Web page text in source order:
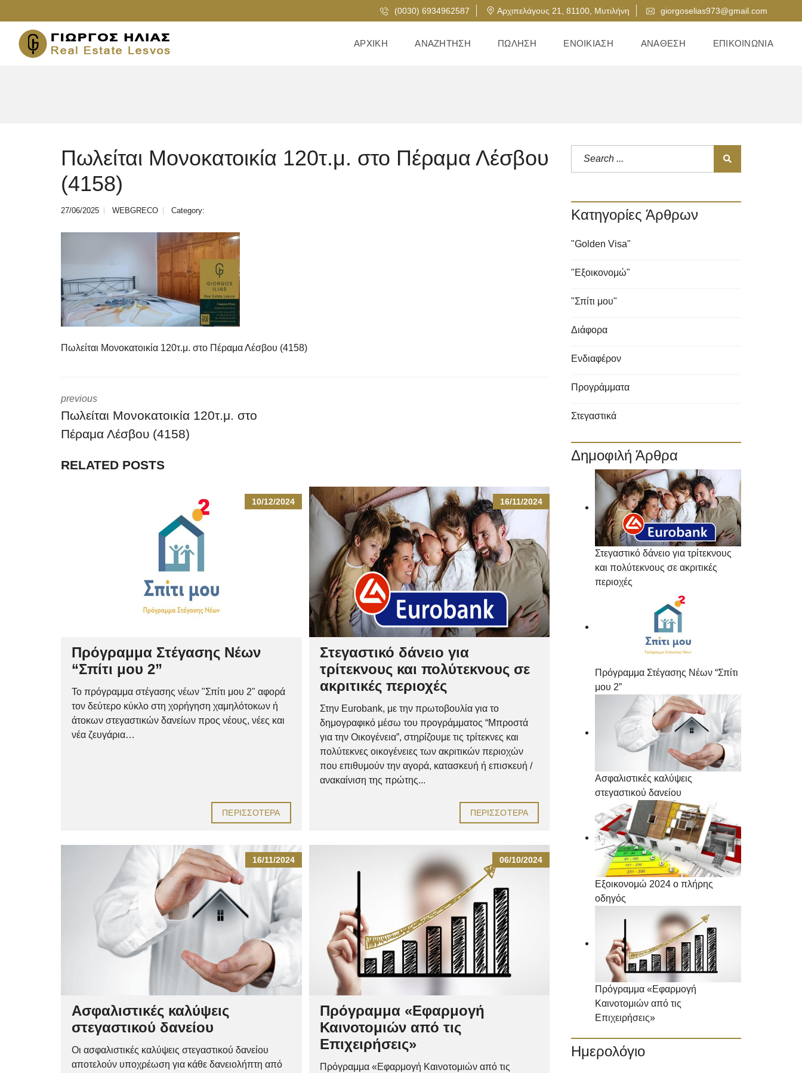
(0030) 6934962587 Αρχιπελάγους 21, 81100, Μυτιλήνη giorgoselias973@gmail.com
ΑΡΧΙΚΉ ΑΝΑΖΉΤΗΣΗ ΠΏΛΗΣΗ ΕΝΟΙΚΊΑΣΗ ΑΝΆΘΕΣΗ ΕΠΙΚΟΙΝΩΝΊΑ
Πωλείται Μονοκατοικία 120τ.μ. στο Πέραμα Λέσβου
(4158)
27/06/2025 WEBGRECO Category:
Πωλείται Μονοκατοικία 120τ.μ. στο Πέραμα Λέσβου (4158)
previous
Πωλείται Μονοκατοικία 120τ.μ. στο
Πέραμα Λέσβου (4158)
RELATED POSTS
10/12/2024
Πρόγραμμα Στέγασης Νέων
“Σπίτι μου 2”
Το πρόγραμμα στέγασης νέων "Σπίτι μου 2" αφορά
τον δεύτερο κύκλο στη χορήγηση χαμηλότοκων ή
άτοκων στεγαστικών δανείων προς νέους, νέες και
νέα ζευγάρια…
ΠΕΡΙΣΣΌΤΕΡΑ
16/11/2024
Στεγαστικό δάνειο για
τρίτεκνους και πολύτεκνους σε
ακριτικές περιοχές
Στην Eurobank, με την πρωτοβουλία για το
δημογραφικό μέσω του προγράμματος “Μπροστά
για την Οικογένεια”, στηρίζουμε τις τρίτεκνες και
πολύτεκνες οικογένειες των ακριτικών περιοχών
που επιθυμούν την αγορά, κατασκευή ή επισκευή /
ανακαίνιση της πρώτης...
ΠΕΡΙΣΣΌΤΕΡΑ
16/11/2024
Ασφαλιστικές καλύψεις
στεγαστικού δανείου
Οι ασφαλιστικές καλύψεις στεγαστικού δανείου
αποτελούν υποχρέωση για κάθε δανειολήπτη από
06/10/2024
Πρόγραμμα «Εφαρμογή
Καινοτομιών από τις
Επιχειρήσεις»
Πρόγραμμα «Εφαρμογή Καινοτομιών από τις
Κατηγορίες Άρθρων
"Golden Visa"
"Εξοικονομώ"
"Σπίτι μου"
Διάφορα
Ενδιαφέρον
Προγράμματα
Στεγαστικά
Δημοφιλή Άρθρα
Στεγαστικό δάνειο για τρίτεκνους
και πολύτεκνους σε ακριτικές
περιοχές
Πρόγραμμα Στέγασης Νέων “Σπίτι
μου 2”
Ασφαλιστικές καλύψεις
στεγαστικού δανείου
Εξοικονομώ 2024 ο πλήρης
οδηγός
Πρόγραμμα «Εφαρμογή
Καινοτομιών από τις
Επιχειρήσεις»
Ημερολόγιο